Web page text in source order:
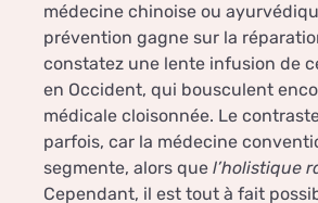
médecine chinoise ou
prévention gagne sur la
constatez une lente infusion de
en Occident, qui bousculent
médicale cloisonnée. Le
parfois, car la médecine
segmente, alors que l’holistique
Cependant, il est tout à fait